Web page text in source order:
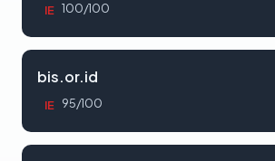
IE 100/100
bis.or.id
IE 95/100